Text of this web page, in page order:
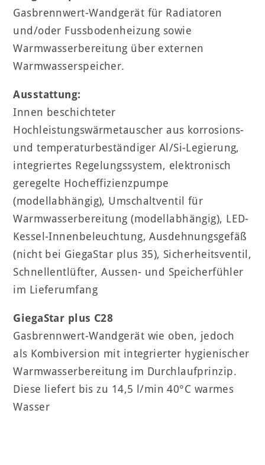
Gasbrennwert-Wandgerät für Radiatoren
und/oder Fussbodenheizung sowie
Warmwasserbereitung über externen
Warmwasserspeicher.
Ausstattung:
Innen beschichteter
Hochleistungswärmetauscher aus korrosions-
und temperaturbeständiger Al/Si-Legierung,
integriertes Regelungssystem, elektronisch
geregelte Hocheffizienzpumpe
(modellabhängig), Umschaltventil für
Warmwasserbereitung (modellabhängig), LED-
Kessel-Innenbeleuchtung, Ausdehnungsgefäß
(nicht bei GiegaStar plus 35), Sicherheitsventil,
Schnellentlüfter, Aussen- und Speicherfühler
im Lieferumfang
GiegaStar plus C28
Gasbrennwert-Wandgerät wie oben, jedoch
als Kombiversion mit integrierter hygienischer
Warmwasserbereitung im Durchlaufprinzip.
Diese liefert bis zu 14,5 l/min 40°C warmes
Wasser